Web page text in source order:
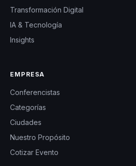
Transformación Digital
IA & Tecnología
Insights
EMPRESA
Conferencistas
Categorías
Ciudades
Nuestro Propósito
Cotizar Evento